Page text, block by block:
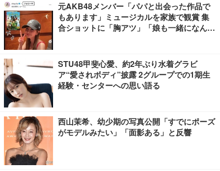
元AKB48メンバー「パパと出会った作品で
もあります」ミュージカルを家族で観賞 集
合ショットに「胸アツ」「娘も一緒になんて
STU48甲斐心愛、約2年ぶり水着グラビ
ア“愛されボディ”披露 2グループでの1期生
経験・センターへの思い語る
西山茉希、幼少期の写真公開「すでにポーズ
がモデルみたい」「面影ある」と反響